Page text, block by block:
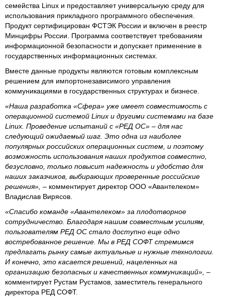
семейства Linux и предоставляет универсальную среду для
использования прикладного программного обеспечения.
Продукт сертифицирован ФСТЭК России и включен в реестр
Минцифры России. Программа соответствует требованиям
информационной безопасности и допускает применение в
государственных информационных системах.
Вместе данные продукты являются готовым комплексным
решением для импортонезависимого управления
коммуникациями в государственных структурах и бизнесе.
«Наша разработка «Сфера» уже имеет совместимость с
операционной системой Linux и другими системами на базе
Linux. Проведение испытаний с «РЕД ОС» – для нас
следующий ожидаемый шаг. Это одна из наиболее
популярных российских операционных систем, и поэтому
возможность использования наших продуктов совместно,
безусловно, только повысит надежность и удобство для
наших заказчиков, выбирающих проверенные российские
решения», – комментирует директор ООО «Авантелеком»
Владислав Вирясов.
«Спасибо команде «Авантелеком» за плодотворное
сотрудничество. Благодаря нашим совместным усилиям,
пользователям РЕД ОС стало доступно еще одно
востребованное решение. Мы в РЕД СОФТ стремимся
предлагать рынку самые актуальные и нужные технологии.
И конечно, это касается решений, нацеленных на
организацию безопасных и качественных коммуникаций», –
комментирует Рустам Рустамов, заместитель генерального
директора РЕД СОФТ.